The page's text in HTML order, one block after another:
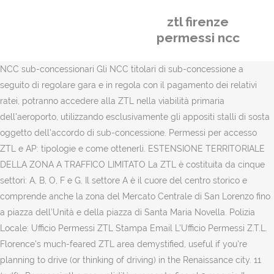
ztl firenze
permessi ncc
NCC sub-concessionari Gli NCC titolari di sub-concessione a
seguito di regolare gara e in regola con il pagamento dei relativi
ratei, potranno accedere alla ZTL nella viabilità primaria
dell'aeroporto, utilizzando esclusivamente gli appositi stalli di sosta
oggetto dell'accordo di sub-concessione. Permessi per accesso
ZTL e AP: tipologie e come ottenerli. ESTENSIONE TERRITORIALE
DELLA ZONA A TRAFFICO LIMITATO La ZTL è costituita da cinque
settori: A, B, O, F e G. Il settore A è il cuore del centro storico e
comprende anche la zona del Mercato Centrale di San Lorenzo fino
a piazza dell’Unità e della piazza di Santa Maria Novella. Polizia
Locale: Ufficio Permessi ZTL Stampa Email L'Ufficio Permessi Z.T.L.
Florence's much-feared ZTL area demystified, useful if you're
planning to drive (or thinking of driving) in the Renaissance city. 11